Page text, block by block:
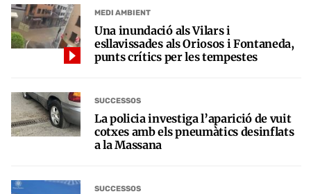
MEDI AMBIENT
Una inundació als Vilars i
esllavissades als Oriosos i Fontaneda,
punts crítics per les tempestes
SUCCESSOS
La policia investiga l’aparició de vuit
cotxes amb els pneumàtics desinflats
a la Massana
SUCCESSOS